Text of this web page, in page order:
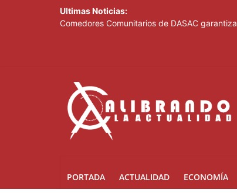
Ultimas Noticias:
Comedores Comunitarios de DASAC
PORTADA ACTUALIDAD ECONOMÍA